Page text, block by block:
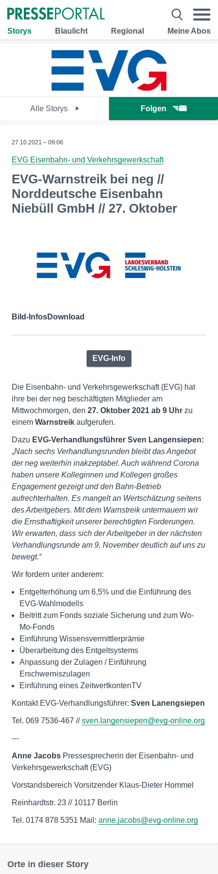
Storys Blaulicht Regional Meine Abos
Alle Storys Folgen
27.10.2021 – 09:06
EVG Eisenbahn- und Verkehrsgewerkschaft
EVG-Warnstreik bei neg //
Norddeutsche Eisenbahn
Niebüll GmbH // 27. Oktober
Bild-InfosDownload
EVG-Info
Die Eisenbahn- und Verkehrsgewerkschaft (EVG) hat
ihre bei der neg beschäftigten Mitglieder am
Mittwochmorgen, den 27. Oktober 2021 ab 9 Uhr zu
einem Warnstreik aufgerufen.
Dazu EVG-Verhandlungsführer Sven Langensiepen:
„Nach sechs Verhandlungsrunden bleibt das Angebot
der neg weiterhin inakzeptabel. Auch während Corona
haben unsere Kolleginnen und Kollegen großes
Engagement gezeigt und den Bahn-Betrieb
aufrechterhalten. Es mangelt an Wertschätzung seitens
des Arbeitgebers. Mit dem Warnstreik untermauern wir
die Ernsthaftigkeit unserer berechtigten Forderungen.
Wir erwarten, dass sich der Arbeitgeber in der nächsten
Verhandlungsrunde am 9. November deutlich auf uns zu
bewegt.“
Wir fordern unter anderem:
Entgelterhöhung um 6,5% und die Einführung des
EVG-Wahlmodells
Beitritt zum Fonds soziale Sicherung und zum Wo-
Mo-Fonds
Einführung Wissensvermittlerprämie
Überarbeitung des Entgeltsystems
Anpassung der Zulagen / Einführung
Erschwerniszulagen
Einführung eines ZeitwertkontenTV
Kontakt EVG-Verhandlungsführer: Sven Lanengsiepen
Tel. 069 7536-467 //sven.langensiepen@evg-online.org
---
Anne Jacobs Pressesprecherin der Eisenbahn- und
Verkehrsgewerkschaft (EVG)
Vorstandsbereich Vorsitzender Klaus-Dieter Hommel
Reinhardtstr. 23 // 10117 Berlin
Tel. 0174 878 5351 Mail: anne.jacobs@evg-online.org
Orte in dieser Story